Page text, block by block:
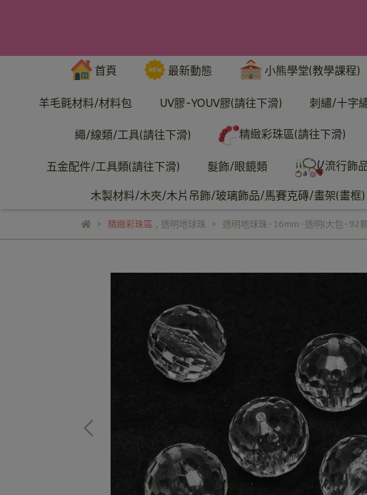
首頁 最新動態 小熊學堂(教學課程)
羊毛氈材料/材料包 UV膠-YOUV膠(請往下滑) 刺繡/十字
繩/線類/工具(請往下滑) 精緻彩珠區(請往下滑)
五金配件/工具類(請往下滑) 髮飾/眼鏡類 流行飾
木製材料/木夾/木片吊飾/玻璃飾品/馬賽克磚/畫架(畫框)
精緻彩珠區 , 透明地球珠 透明地球珠-16mm-透明(大包-92